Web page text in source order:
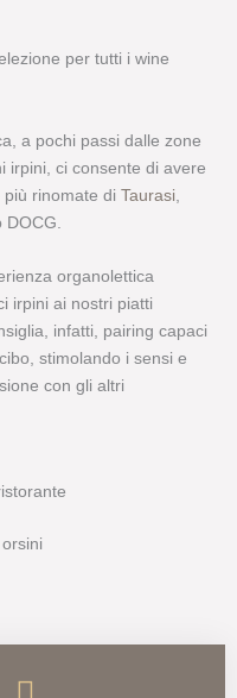
per tutti i wine
a pochi passi dalle zone
irpini, ci consente di avere
rinomate di Taurasi
organolettica
irpini ai nostri piatti
infatti, pairing capaci
stimolando i sensi e
con gli altri